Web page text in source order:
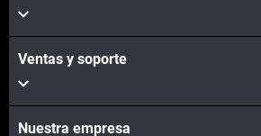
Ventas y soporte
Nuestra empresa